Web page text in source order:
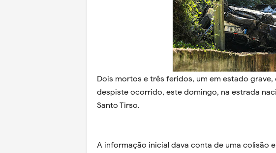
Dois mortos e três feridos, um em estado
despiste ocorrido, este domingo, na estrada
Santo Tirso.
A informação inicial dava conta de uma colisão